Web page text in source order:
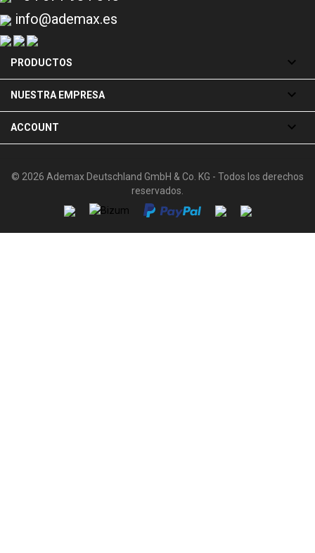
info@ademax.es
PRODUCTOS 
NUESTRA EMPRESA 
ACCOUNT 
© 2026 Ademax Deutschland GmbH & Co. KG - Todos los derechos
reservados.